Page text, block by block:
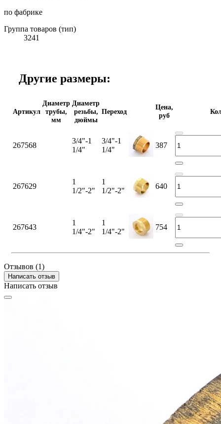
по фабрике
Группа товаров (тип)
3241
Другие размеры:
Артикул
Диаметр
трубы,
мм
Диаметр
резьбы,
дюймы
Переход
Цена,
руб
267568
3/4"-1
1/4"
3/4"-1
1/4"
387
267629
1
1/2"-2"
1
1/2"-2"
640
267643
1
1/4"-2"
1
1/4"-2"
754
Отзывов (1)
Написать отзыв
Написать отзыв